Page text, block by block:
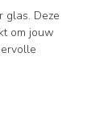
glas. Deze
om jouw